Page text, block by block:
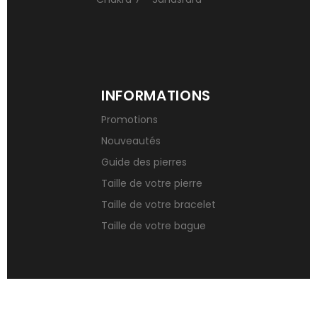
INFORMATIONS
Promotions
Nouveautés
Guide des pierres
Taille de votre pierre
Taille de votre bracelet
Taille de votre bague